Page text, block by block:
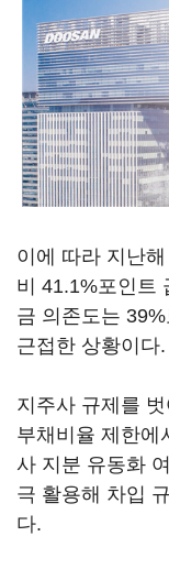
이에 따라 지난
비 41.1%포인트
금 의존도는
근접한 상황이다.
지주사 규제를
부채비율 제한에
사 지분 유동화
극 활용해 차입
다.